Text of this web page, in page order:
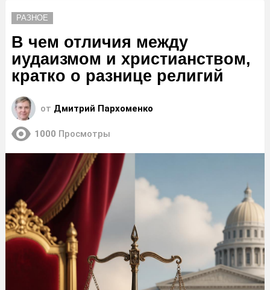
РАЗНОЕ
В чем отличия между
иудаизмом и христианством,
кратко о разнице религий
от Дмитрий Пархоменко
1000 Просмотры